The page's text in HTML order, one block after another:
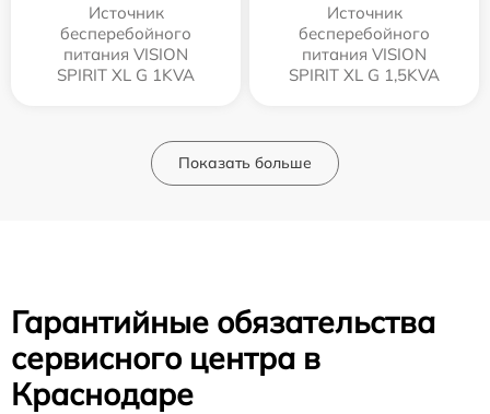
Источник
бесперебойного
питания VISION
SPIRIT XL G 1KVA
Источник
бесперебойного
питания VISION
SPIRIT XL G 1,5KVA
Показать больше
Гарантийные обязательства
сервисного центра в
Краснодаре